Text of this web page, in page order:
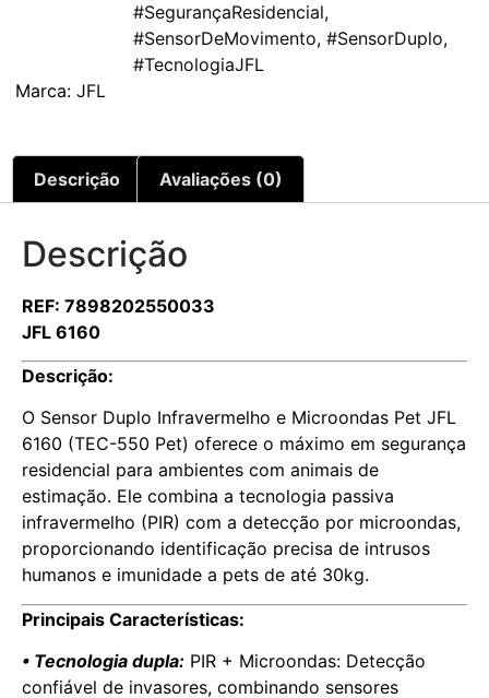
#SegurançaResidencial,
#SensorDeMovimento, #SensorDuplo,
#TecnologiaJFL
Marca: JFL
Descrição Avaliações (0)
Descrição
REF: 7898202550033
JFL 6160
Descrição:
O Sensor Duplo Infravermelho e Microondas Pet JFL
6160 (TEC-550 Pet) oferece o máximo em segurança
residencial para ambientes com animais de
estimação. Ele combina a tecnologia passiva
infravermelho (PIR) com a detecção por microondas,
proporcionando identificação precisa de intrusos
humanos e imunidade a pets de até 30kg.
Principais Características:
• Tecnologia dupla: PIR + Microondas: Detecção
confiável de invasores, combinando sensores